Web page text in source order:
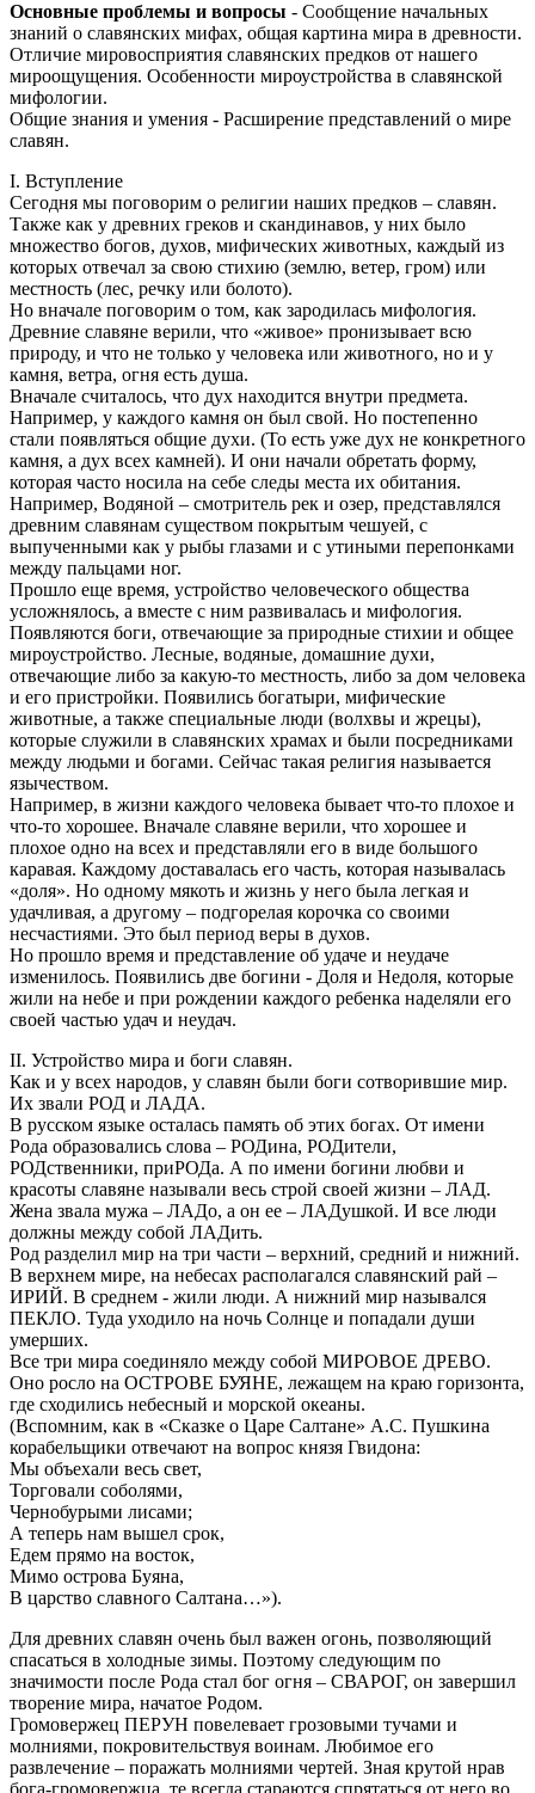
Основные проблемы и вопросы - Сообщение начальных
знаний о славянских мифах, общая картина мира в древности.
Отличие мировосприятия славянских предков от нашего
мироощущения. Особенности мироустройства в славянской
мифологии.
Общие знания и умения - Расширение представлений о мире
славян.
I. Вступление
Сегодня мы поговорим о религии наших предков – славян.
Также как у древних греков и скандинавов, у них было
множество богов, духов, мифических животных, каждый из
которых отвечал за свою стихию (землю, ветер, гром) или
местность (лес, речку или болото).
Но вначале поговорим о том, как зародилась мифология.
Древние славяне верили, что «живое» пронизывает всю
природу, и что не только у человека или животного, но и у
камня, ветра, огня есть душа.
Вначале считалось, что дух находится внутри предмета.
Например, у каждого камня он был свой. Но постепенно
стали появляться общие духи. (То есть уже дух не конкретного
камня, а дух всех камней). И они начали обретать форму,
которая часто носила на себе следы места их обитания.
Например, Водяной – смотритель рек и озер, представлялся
древним славянам существом покрытым чешуей, с
выпученными как у рыбы глазами и с утиными перепонками
между пальцами ног.
Прошло еще время, устройство человеческого общества
усложнялось, а вместе с ним развивалась и мифология.
Появляются боги, отвечающие за природные стихии и общее
мироустройство. Лесные, водяные, домашние духи,
отвечающие либо за какую-то местность, либо за дом человека
и его пристройки. Появились богатыри, мифические
животные, а также специальные люди (волхвы и жрецы),
которые служили в славянских храмах и были посредниками
между людьми и богами. Сейчас такая религия называется
язычеством.
Например, в жизни каждого человека бывает что-то плохое и
что-то хорошее. Вначале славяне верили, что хорошее и
плохое одно на всех и представляли его в виде большого
каравая. Каждому доставалась его часть, которая называлась
«доля». Но одному мякоть и жизнь у него была легкая и
удачливая, а другому – подгорелая корочка со своими
несчастиями. Это был период веры в духов.
Но прошло время и представление об удаче и неудаче
изменилось. Появились две богини - Доля и Недоля, которые
жили на небе и при рождении каждого ребенка наделяли его
своей частью удач и неудач.
II. Устройство мира и боги славян.
Как и у всех народов, у славян были боги сотворившие мир.
Их звали РОД и ЛАДА.
В русском языке осталась память об этих богах. От имени
Рода образовались слова – РОДина, РОДители,
РОДственники, приРОДа. А по имени богини любви и
красоты славяне называли весь строй своей жизни – ЛАД.
Жена звала мужа – ЛАДо, а он ее – ЛАДушкой. И все люди
должны между собой ЛАДить.
Род разделил мир на три части – верхний, средний и нижний.
В верхнем мире, на небесах располагался славянский рай –
ИРИЙ. В среднем - жили люди. А нижний мир назывался
ПЕКЛО. Туда уходило на ночь Солнце и попадали души
умерших.
Все три мира соединяло между собой МИРОВОЕ ДРЕВО.
Оно росло на ОСТРОВЕ БУЯНЕ, лежащем на краю горизонта,
где сходились небесный и морской океаны.
(Вспомним, как в «Сказке о Царе Салтане» А.С. Пушкина
корабельщики отвечают на вопрос князя Гвидона:
Мы объехали весь свет,
Торговали соболями,
Чернобурыми лисами;
А теперь нам вышел срок,
Едем прямо на восток,
Мимо острова Буяна,
В царство славного Салтана…»).
Для древних славян очень был важен огонь, позволяющий
спасаться в холодные зимы. Поэтому следующим по
значимости после Рода стал бог огня – СВАРОГ, он завершил
творение мира, начатое Родом.
Громовержец ПЕРУН повелевает грозовыми тучами и
молниями, покровительствуя воинам. Любимое его
развлечение – поражать молниями чертей. Зная крутой нрав